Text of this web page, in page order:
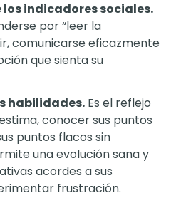
indicadores sociales.
por “leer la
comunicarse eficazmente
que sienta su
habilidades. Es el reflejo
conocer sus puntos
puntos flacos sin
una evolución sana y
acordes a sus
frustración.